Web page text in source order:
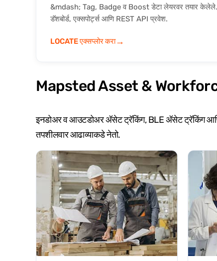
&mdash; Tag, Badge व Boost डेटा लेयरवर तयार केलेले.
डॅशबोर्ड, एक्सपोर्ट्स आणि REST API प्रवेश.
LOCATE एक्सप्लोर करा→
Mapsted Asset &
इनडोअर व आउटडोअर अ‍ॅसेट ट्रॅकिंग, BLE अ‍ॅसेट ट्रॅकिंग आणि
तपशीलवार आढाव्याकडे नेतो.